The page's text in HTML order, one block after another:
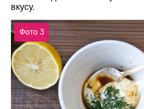
вкусу.
Фото 3